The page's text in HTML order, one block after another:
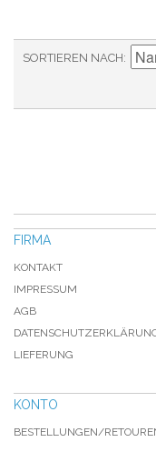
SORTIEREN NACH
FIRMA
KONTAKT
IMPRESSUM
AGB
LIEFERUNG
KONTO
BESTELLUNGEN/